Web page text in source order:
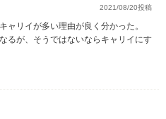
2021/08/20投稿
ャリイが多い理由が良く分かった。
るが、そうではないならキャリイにす